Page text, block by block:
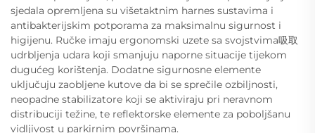
sjedala opremljena su višetaktnim harnes sustavima i
antibakterijskim potporama za maksimalnu sigurnost i
higijenu. Ručke imaju ergonomski uzete sa svojstvima吸取
udrbljenja udara koji smanjuju naporne situacije tijekom
dugućeg korištenja. Dodatne sigurnosne elemente
uključuju zaobljene kutove da bi se sprečile ozbiljnosti,
neopadne stabilizatore koji se aktiviraju pri neravnom
distribuciji težine, te reflektorske elemente za poboljšanu
vidljivost u parkirnim površinama.